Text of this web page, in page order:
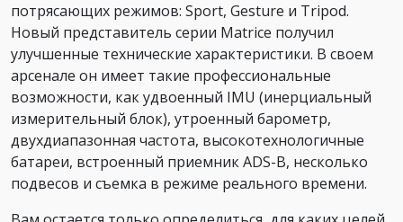
потрясающих режимов: Sport, Gesture и Tripod.
Новый представитель серии Matrice получил
улучшенные технические характеристики. В своем
арсенале он имеет такие профессиональные
возможности, как удвоенный IMU (инерциальный
измерительный блок), утроенный барометр,
двухдиапазонная частота, высокотехнологичные
батареи, встроенный приемник ADS-B, несколько
подвесов и съемка в режиме реального времени.